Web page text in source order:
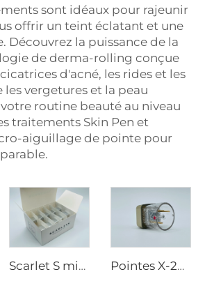
sont idéaux pour rajeunir
offrir un teint éclatant et une
Découvrez la puissance de la
de derma-rolling conçue
d'acné, les rides et les
les vergetures et la peau
routine beauté au niveau
traitements Skin Pen et
aiguillage de pointe pour
Scarlet S microneedling rf électrodes bipolaires embout jetable 25 broches Pointes X-25 de microneedling Sylfirm X rf